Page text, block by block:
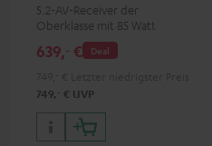
5.2-AV-Receiver der
Oberklasse mit 85 Watt
Ausgangsleistung pro Kanal
Deal
639,‐ €
749, ‐ € UVP